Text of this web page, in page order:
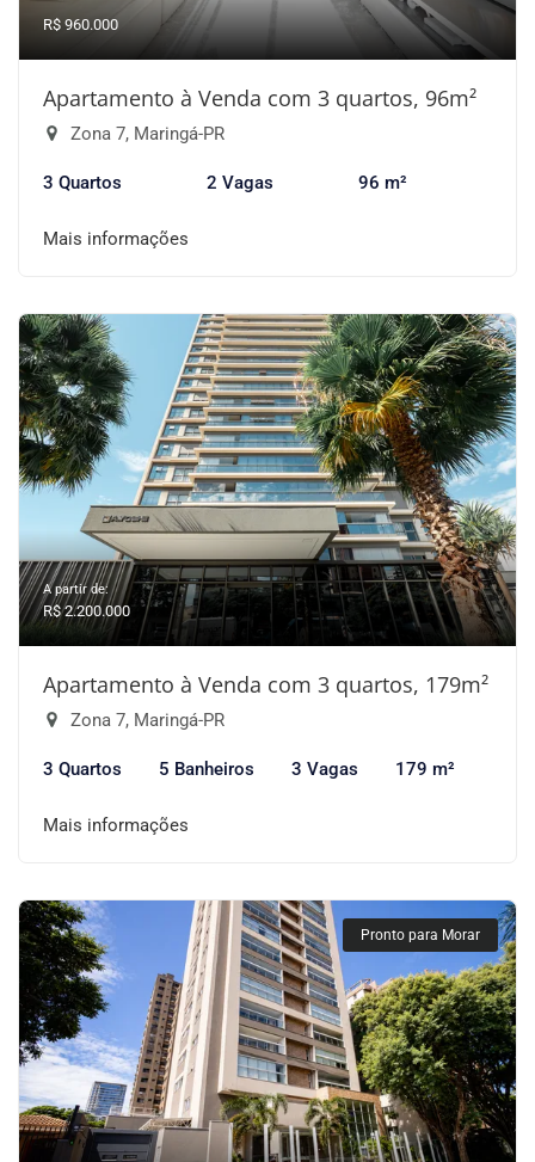
R$ 960.000
Apartamento à Venda com 3 quartos, 96m²
Zona 7, Maringá-PR
3 Quartos 2 Vagas 96 m²
Mais informações
A partir de:
R$ 2.200.000
Apartamento à Venda com 3 quartos, 179m²
Zona 7, Maringá-PR
3 Quartos 5 Banheiros 3 Vagas 179 m²
Mais informações
Pronto para Morar